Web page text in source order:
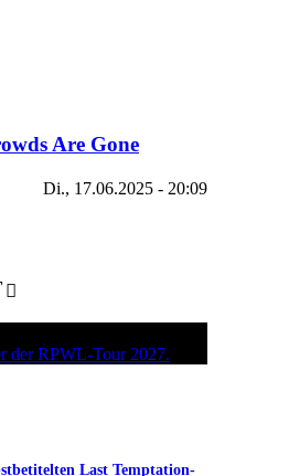
Are Gone
Di., 17.06.2025 - 20:09